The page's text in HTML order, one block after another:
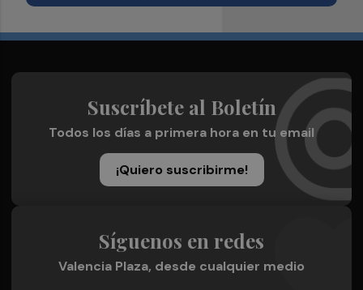
Suscríbete al Boletín
Todos los días a primera hora en tu email
¡Quiero suscribirme!
Síguenos en redes
Valencia Plaza, desde cualquier medio